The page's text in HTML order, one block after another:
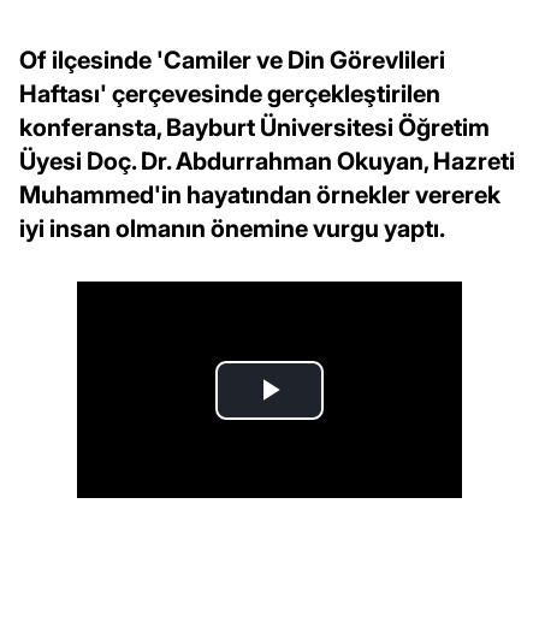
Of ilçesinde 'Camiler ve Din Görevlileri
Haftası' çerçevesinde gerçekleştirilen
konferansta, Bayburt Üniversitesi Öğretim
Üyesi Doç. Dr. Abdurrahman Okuyan, Hazreti
Muhammed'in hayatından örnekler vererek
iyi insan olmanın önemine vurgu yaptı.